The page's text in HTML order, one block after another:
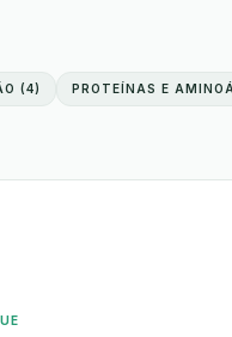
(4) PROTEÍNAS E